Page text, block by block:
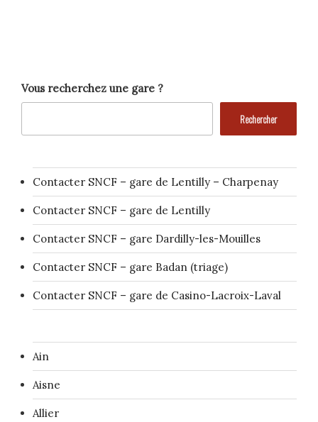
Vous recherchez une gare ?
Rechercher
Contacter SNCF – gare de Lentilly – Charpenay
Contacter SNCF – gare de Lentilly
Contacter SNCF – gare Dardilly-les-Mouilles
Contacter SNCF – gare Badan (triage)
Contacter SNCF – gare de Casino-Lacroix-Laval
Ain
Aisne
Allier